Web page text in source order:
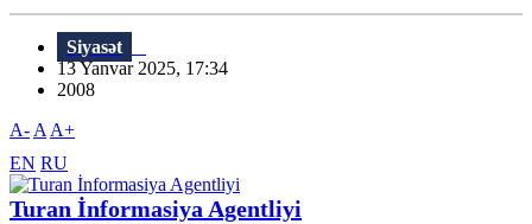
Siyasət
13 Yanvar 2025, 17:34
2008
A- A A+
EN RU
Turan İnformasiya Agentliyi